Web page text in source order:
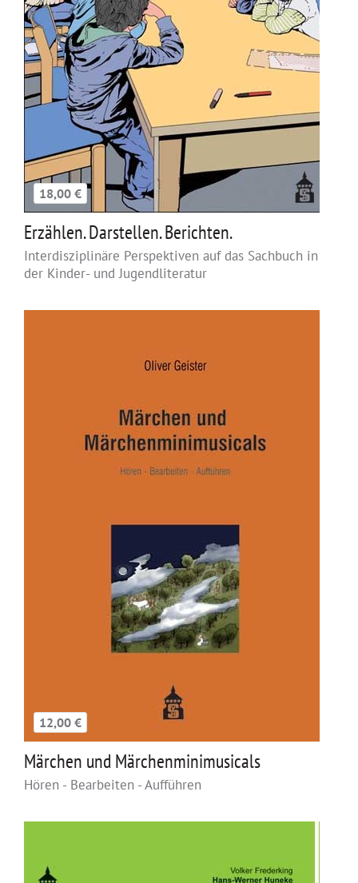
18,00 €
Erzählen. Darstellen. Berichten.
Interdisziplinäre Perspektiven auf das Sachbuch in
der Kinder- und Jugendliteratur
12,00 €
Märchen und Märchenminimusicals
Hören - Bearbeiten - Aufführen